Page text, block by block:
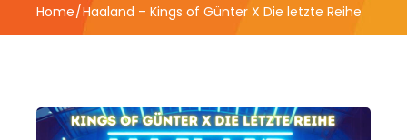
Home Haaland – Kings of Günter X Die letzte Reihe